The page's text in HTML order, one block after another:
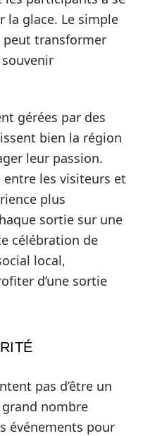
glace. Le simple
transformer
gérées par des
bien la région
leur passion.
entre les visiteurs et
plus
sortie sur une
célébration de
local,
d’une sortie
pas d’être un
nombre
événements pour